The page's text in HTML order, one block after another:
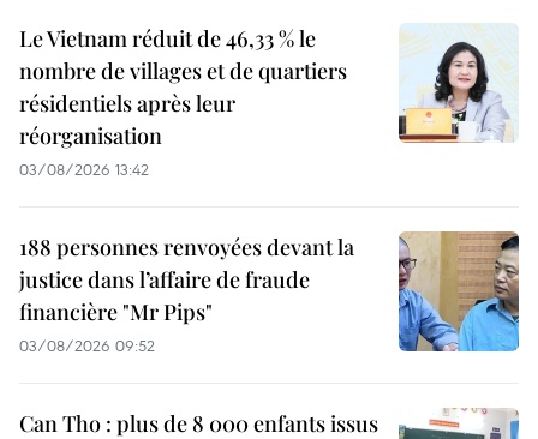
Le Vietnam réduit de 46,33 % le
nombre de villages et de quartiers
résidentiels après leur
réorganisation
03/08/2026 13:42
188 personnes renvoyées devant la
justice dans l’affaire de fraude
financière "Mr Pips"
03/08/2026 09:52
Can Tho : plus de 8 000 enfants issus